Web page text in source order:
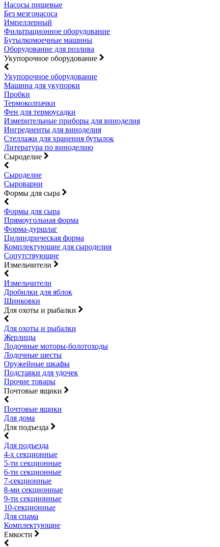
Насосы пищевые
Без мезгонасоса
Импеллерный
Фильтрационное оборудование
Бутылкомоечные машины
Оборудование для розлива
Укупорочное оборудование
Укупорочное оборудование
Машина для укупорки
Пробки
Термоколпачки
Фен для термоусадки
Измерительные приборы для виноделия
Ингредиенты для виноделия
Стеллажи для хранения бутылок
Литература по виноделию
Сыроделие
Сыроделие
Сыроварни
Формы для сыра
Формы для сыра
Прямоугольная форма
Форма-дуршлаг
Цилиндрическая форма
Комплектующие для сыроделия
Сопутствующие
Измельчители
Измельчители
Дробилки для яблок
Шинковки
Для охоты и рыбалки
Для охоты и рыбалки
Жерлицы
Лодочные моторы-болотоходы
Лодочные шесты
Оружейные шкафы
Подставки для удочек
Прочие товары
Почтовые ящики
Почтовые ящики
Для дома
Для подъезда
Для подъезда
4-х секционные
5-ти секционные
6-ти секционные
7-секционные
8-ми секционные
9-ти секционные
10-секционные
Для спама
Комплектующие
Емкости